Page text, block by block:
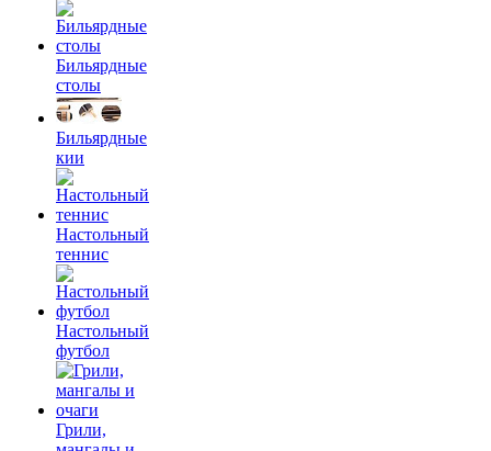
Бильярдные
столы
Бильярдные
кии
Настольный
теннис
Настольный
футбол
Грили,